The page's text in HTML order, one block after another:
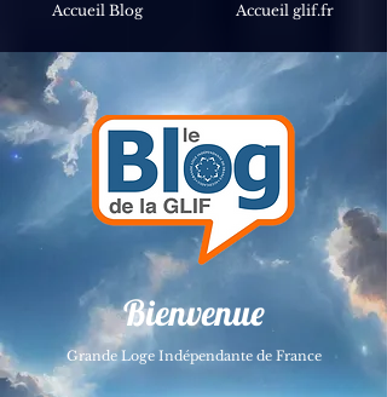
Accueil Blog Accueil glif.fr
Bienvenue
Grande Loge Indépendante de France